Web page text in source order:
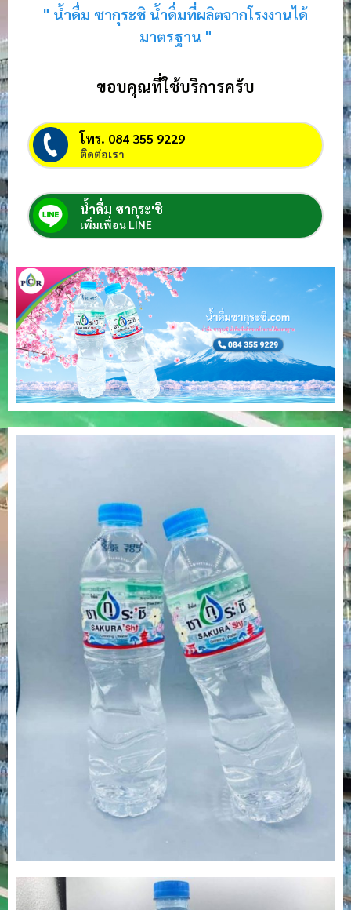
" น้ำดื่ม ซากุระชิ น้ำดื่มที่ผลิตจากโรงงานได้
มาตรฐาน "
ขอบคุณที่ใช้บริการครับ
โทร. 084 355 9229
ติดต่อเรา
น้ำดื่ม ซากุระ'ชิ
เพิ่มเพื่อน LINE